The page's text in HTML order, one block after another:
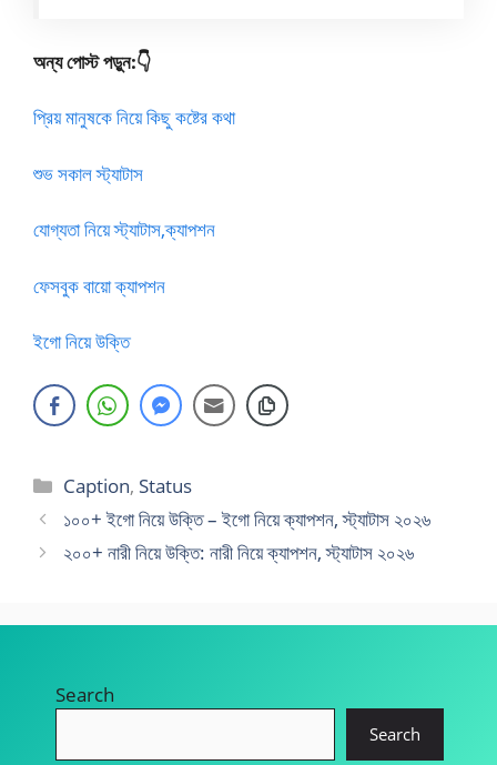
অন্য পোস্ট পড়ুন:👇
প্রিয় মানুষকে নিয়ে কিছু কষ্টের কথা
শুভ সকাল স্ট্যাটাস
যোগ্যতা নিয়ে স্ট্যাটাস,ক্যাপশন
ফেসবুক বায়ো ক্যাপশন
ইগো নিয়ে উক্তি
Categories
Caption, Status
১০০+ ইগো নিয়ে উক্তি – ইগো নিয়ে ক্যাপশন, স্ট্যাটাস ২০২৬
২০০+ নারী নিয়ে উক্তি: নারী নিয়ে ক্যাপশন, স্ট্যাটাস ২০২৬
Search
Search